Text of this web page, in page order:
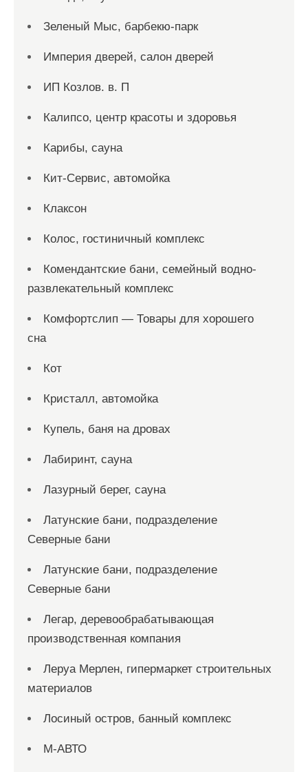
Зеленый Мыс, барбекю-парк
Империя дверей, салон дверей
ИП Козлов. в. П
Калипсо, центр красоты и здоровья
Карибы, сауна
Кит-Сервис, автомойка
Клаксон
Колос, гостиничный комплекс
Комендантские бани, семейный водно-
развлекательный комплекс
Комфортслип — Товары для хорошего
сна
Кот
Кристалл, автомойка
Купель, баня на дровах
Лабиринт, сауна
Лазурный берег, сауна
Латунские бани, подразделение
Северные бани
Латунские бани, подразделение
Северные бани
Легар, деревообрабатывающая
производственная компания
Леруа Мерлен, гипермаркет строительных
материалов
Лосиный остров, банный комплекс
М-АВТО